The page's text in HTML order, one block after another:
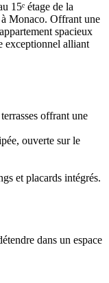
15ᵉ étage de la
Monaco. Offrant une
spacieux
exceptionnel alliant
offrant une
ouverte sur le
et placards intégrés.
dans un espace